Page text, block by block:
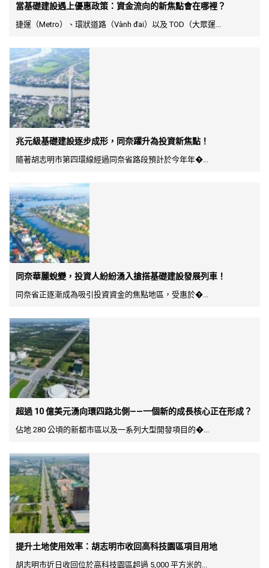
當基礎建設遇上優惠政策：資金流向的新焦點會在哪裡？
捷運（Metro）、環狀道路（Vành đai）以及 TOD（大眾運...
兆元級基礎建設逐步成形，同奈躍升為投資新焦點！
隨著胡志明市第四環線經過同奈省路段預計於今年年�...
同奈華麗蛻變，投資人紛紛湧入搶搭基礎建設發展列車！
同奈省正逐漸成為吸引投資資金的焦點地區，受惠於�...
超過 10 億美元湧向環四路北側——一個新的成長核心正在形成？
佔地 280 公頃的新都市區以及一系列大型開發項目的�...
提升土地使用效率：胡志明市收回高科技園區項目用地
胡志明市近日收回位於高科技園區超過 5,000 平方米的...